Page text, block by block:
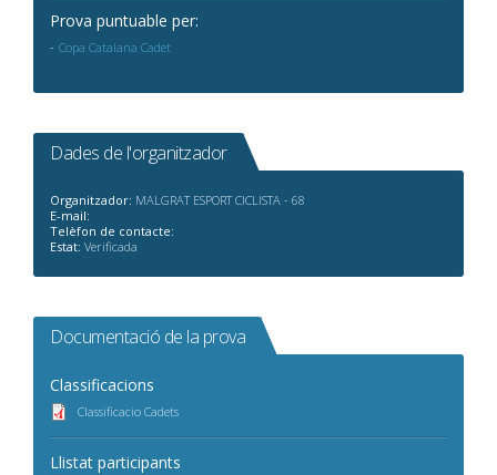
Prova puntuable per:
Copa Catalana Cadet
Dades de l'organitzador
Organitzador: MALGRAT ESPORT CICLISTA - 68
E-mail:
Telèfon de contacte:
Estat: Verificada
Documentació de la prova
Classificacions
Classificacio Cadets
Llistat participants